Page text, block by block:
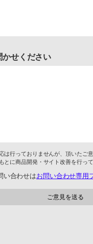
せください
は行っておりませんが、頂いたご
とに商品開発・サイト改善を行って
い合わせはお問い合わせ専用